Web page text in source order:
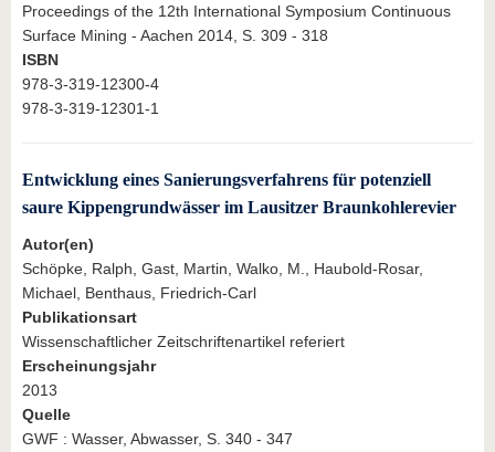
Proceedings of the 12th International Symposium Continuous
Surface Mining - Aachen 2014, S. 309 - 318
ISBN
978-3-319-12300-4
978-3-319-12301-1
Entwicklung eines Sanierungsverfahrens für potenziell
saure Kippengrundwässer im Lausitzer Braunkohlerevier
Autor(en)
Schöpke, Ralph, Gast, Martin, Walko, M., Haubold-Rosar,
Michael, Benthaus, Friedrich-Carl
Publikationsart
Wissenschaftlicher Zeitschriftenartikel referiert
Erscheinungsjahr
2013
Quelle
GWF : Wasser, Abwasser, S. 340 - 347